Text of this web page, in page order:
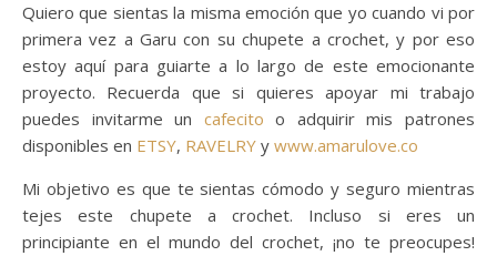
Quiero que sientas la misma emoción que yo cuando vi por
primera vez a Garu con su chupete a crochet, y por eso
estoy aquí para guiarte a lo largo de este emocionante
proyecto. Recuerda que si quieres apoyar mi trabajo
puedes invitarme un cafecito o adquirir mis patrones
disponibles en ETSY, RAVELRY y www.amarulove.co
Mi objetivo es que te sientas cómodo y seguro mientras
tejes este chupete a crochet. Incluso si eres un
principiante en el mundo del crochet, ¡no te preocupes!